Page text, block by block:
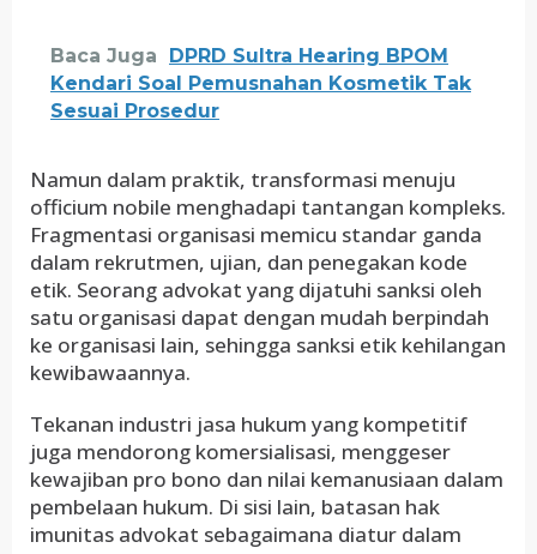
Baca Juga
DPRD Sultra Hearing BPOM
Kendari Soal Pemusnahan Kosmetik Tak
Sesuai Prosedur
Namun dalam praktik, transformasi menuju
officium nobile menghadapi tantangan kompleks.
Fragmentasi organisasi memicu standar ganda
dalam rekrutmen, ujian, dan penegakan kode
etik. Seorang advokat yang dijatuhi sanksi oleh
satu organisasi dapat dengan mudah berpindah
ke organisasi lain, sehingga sanksi etik kehilangan
kewibawaannya.
Tekanan industri jasa hukum yang kompetitif
juga mendorong komersialisasi, menggeser
kewajiban pro bono dan nilai kemanusiaan dalam
pembelaan hukum. Di sisi lain, batasan hak
imunitas advokat sebagaimana diatur dalam